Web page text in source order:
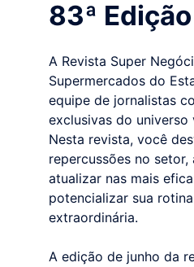
83ª
A Revista Super
Supermercados do
equipe de jornalistas
exclusivas do universo
Nesta revista, você
repercussões no
atualizar nas mais
potencializar sua
extraordinária.
A edição de junho da